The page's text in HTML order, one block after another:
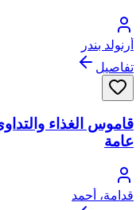
أرنولد بندر
تفاصيل
قاموس الغذاء
عامة
قدامة، أحمد